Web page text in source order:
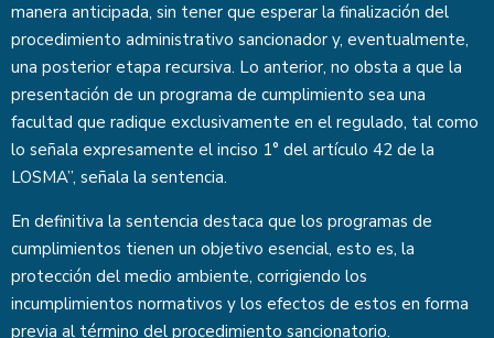
manera anticipada, sin tener que esperar la finalización del
procedimiento administrativo sancionador y, eventualmente,
una posterior etapa recursiva. Lo anterior, no obsta a que la
presentación de un programa de cumplimiento sea una
facultad que radique exclusivamente en el regulado, tal como
lo señala expresamente el inciso 1° del artículo 42 de la
LOSMA”, señala la sentencia.
En definitiva la sentencia destaca que los programas de
cumplimientos tienen un objetivo esencial, esto es, la
protección del medio ambiente, corrigiendo los
incumplimientos normativos y los efectos de estos en forma
previa al término del procedimiento sancionatorio.